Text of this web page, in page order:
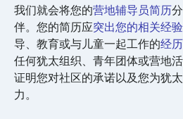
我们就会将您的营地辅导员简历
伴。您的简历应突出您的相关经验
导、教育或与儿童一起工作的经历
任何犹太组织、青年团体或营地
证明您对社区的承诺以及您为犹
力。